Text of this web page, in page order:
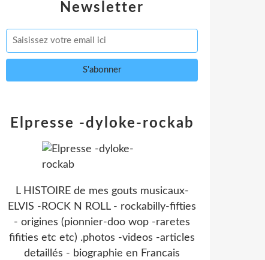
Newsletter
Elpresse -dyloke-rockab
L HISTOIRE de mes gouts musicaux-
ELVIS -ROCK N ROLL - rockabilly-fifties
- origines (pionnier-doo wop -raretes
fifities etc etc) .photos -videos -articles
detaillés - biographie en Francais